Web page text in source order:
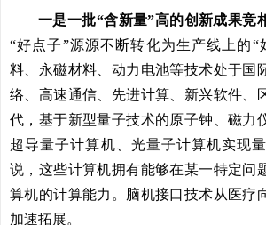
一是一批“含新量”高的创新成果竞
“好点子”源源不断转化为生产线上的“
料、永磁材料、动力电池等技术处于国
络、高速通信、先进计算、新兴软件、
代，基于新型量子技术的原子钟、磁力
超导量子计算机、光量子计算机实现
说，这些计算机拥有能够在某一特定问
算机的计算能力。脑机接口技术从医疗
加速拓展。